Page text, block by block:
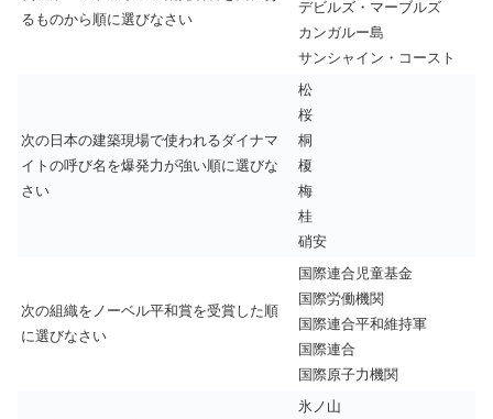
るものから順に選びなさい
デビルズ・マーブルズ
カンガルー島
サンシャイン・コースト
次の日本の建築現場で使われるダイナマ
イトの呼び名を爆発力が強い順に選びな
さい
松
桜
桐
榎
梅
桂
硝安
次の組織をノーベル平和賞を受賞した順
に選びなさい
国際連合児童基金
国際労働機関
国際連合平和維持軍
国際連合
国際原子力機関
氷ノ山